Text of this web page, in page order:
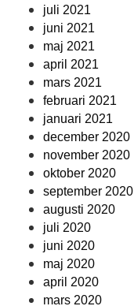
juli 2021
juni 2021
maj 2021
april 2021
mars 2021
februari 2021
januari 2021
december 2020
november 2020
oktober 2020
september 2020
augusti 2020
juli 2020
juni 2020
maj 2020
april 2020
mars 2020